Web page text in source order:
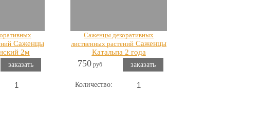
Саженцы
2м
заказать
Саженцы декоративных
лиственных растений Саженцы
Катальпа 2 года
750 руб заказать
Количество: